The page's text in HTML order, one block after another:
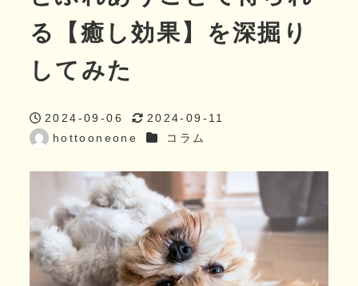
る【癒し効果】を深掘り
してみた
投稿日
2024-09-06
更新日
2024-09-11
著
hottooneone カテゴリー
コラム